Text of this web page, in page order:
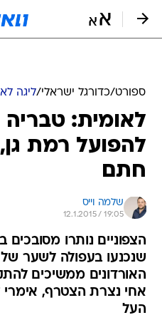
ספורט/כדורגל ישראלי/ליגה
להפועל רמת
חתם
שלמה וייס
12.1.2015 / 19:05
שנכנעו בעפולה לשער של
האורדונים ממשיכים
אחי נצרת הצטרף, אימרי
העל